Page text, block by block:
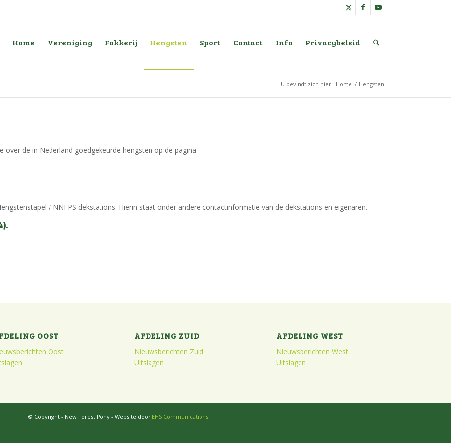
Home Vereniging Fokkerij Hengsten Sport Contact Info Privacybeleid
U bevindt zich hier: Home / Hengsten
over de in Nederland goedgekeurde hengsten op de pagina
/ NNFPS dekstations. Hierin staat onder andere contactinformatie van de dekstations en eigenaren.
.
OOST
Oost
AFDELING ZUID
Nieuwsberichten Zuid
Uitslagen
AFDELING WEST
Nieuwsberichten West
Uitslagen
© Copyright - New Forest Pony - Website door EHS Communications